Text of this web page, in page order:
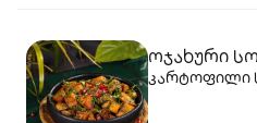
ოჯახური
კარტოფილი